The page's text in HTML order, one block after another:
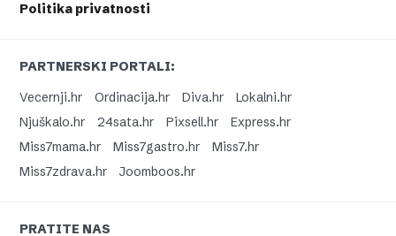
Politika privatnosti
PARTNERSKI PORTALI:
Vecernji.hr
Ordinacija.hr Diva.hr
Lokalni.hr
Njuškalo.hr
24sata.hr Pixsell.hr
Express.hr
Miss7mama.hr
Miss7gastro.hr
Miss7.hr
Miss7zdrava.hr
Joomboos.hr
PRATITE NAS